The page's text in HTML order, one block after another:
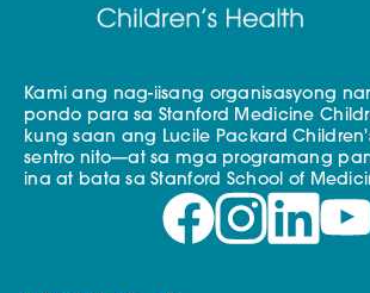
Kami ang nag-iisang organisasyong
pondo para sa Stanford Medicine
kung saan ang Lucile Packard
sentro nito—at sa mga programang
ina at bata sa Stanford School of